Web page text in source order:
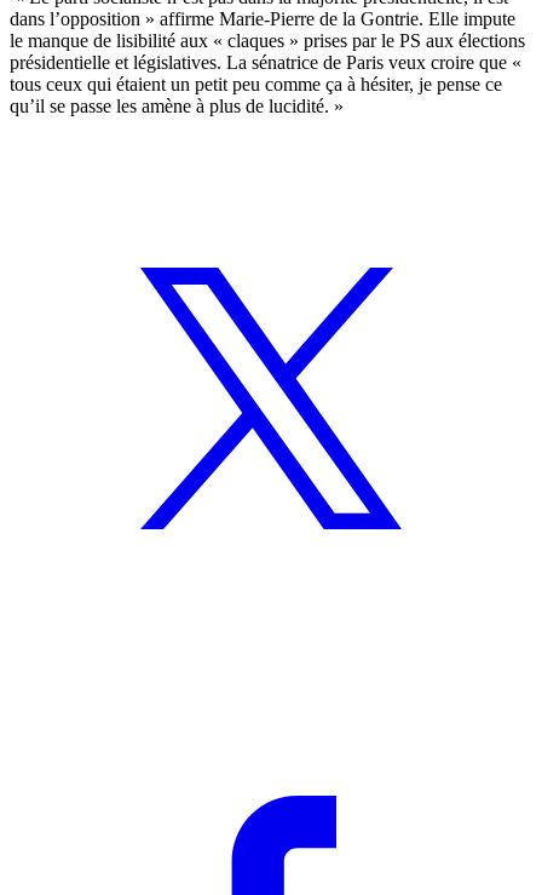
dans l’opposition » affirme Marie-Pierre de la Gontrie. Elle impute
le manque de lisibilité aux « claques » prises par le PS aux élections
présidentielle et législatives. La sénatrice de Paris veux croire que «
tous ceux qui étaient un petit peu comme ça à hésiter, je pense ce
qu’il se passe les amène à plus de lucidité. »